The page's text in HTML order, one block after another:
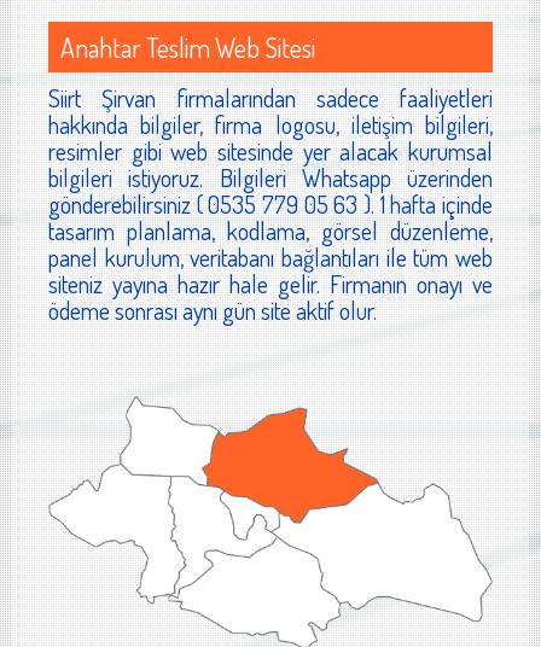
Anahtar Teslim Web Sitesi
Siirt Şirvan firmalarından sadece faaliyetleri
hakkında bilgiler, firma logosu, iletişim bilgileri,
resimler gibi web sitesinde yer alacak kurumsal
bilgileri istiyoruz. Bilgileri Whatsapp üzerinden
gönderebilirsiniz ( 0535 779 05 63 ). 1 hafta içinde
tasarım planlama, kodlama, görsel düzenleme,
panel kurulum, veritabanı bağlantıları ile tüm web
siteniz yayına hazır hale gelir. Firmanın onayı ve
ödeme sonrası aynı gün site aktif olur.